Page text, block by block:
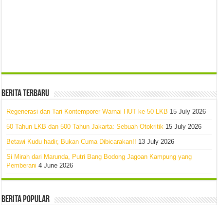
Berita Terbaru
Regenerasi dan Tari Kontemporer Warnai HUT ke-50 LKB 15 July 2026
50 Tahun LKB dan 500 Tahun Jakarta: Sebuah Otokritik 15 July 2026
Betawi Kudu hadir, Bukan Cuma Dibicarakan!! 13 July 2026
Si Mirah dari Marunda, Putri Bang Bodong Jagoan Kampung yang
Pemberani 4 June 2026
Berita Popular